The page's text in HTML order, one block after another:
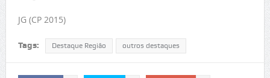
JG (CP 2015)
Tags: Destaque Região outros destaques